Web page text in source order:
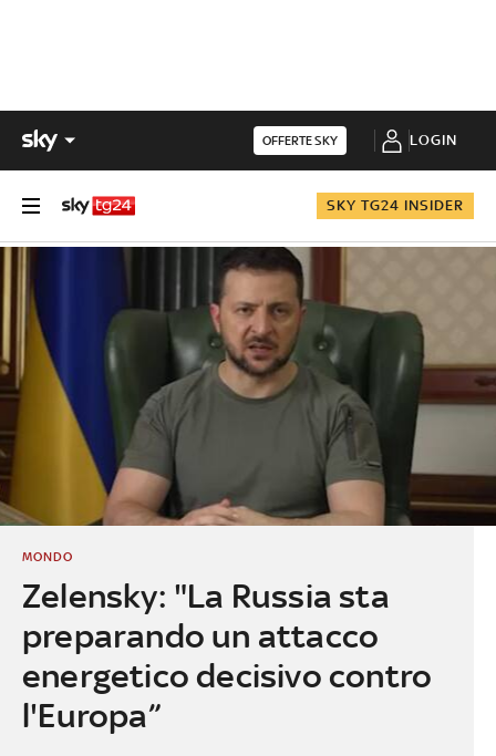
OFFERTE SKY LOGIN
SKY TG24 INSIDER
Zelensky: "La Russia sta
preparando un attacco
energetico decisivo contro
l'Europa”
MONDO